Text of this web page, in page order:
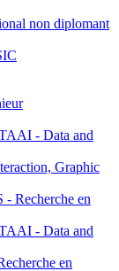
non diplomant
- Data and
Graphic
Recherche en
- Data and
en